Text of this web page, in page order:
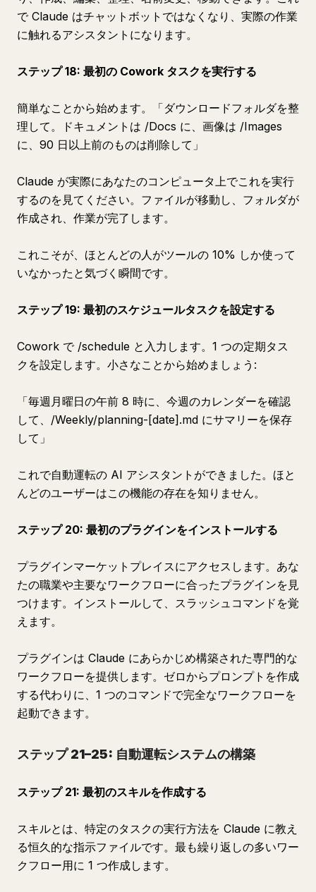
で Claude はチャットボットではなくなり、実際の作業
に触れるアシスタントになります。
ステップ 18: 最初の Cowork タスクを実行する
簡単なことから始めます。「ダウンロードフォルダを整
理して。ドキュメントは /Docs に、画像は /Images
に、90 日以上前のものは削除して」
Claude が実際にあなたのコンピュータ上でこれを実行
するのを見てください。ファイルが移動し、フォルダが
作成され、作業が完了します。
これこそが、ほとんどの人がツールの 10% しか使って
いなかったと気づく瞬間です。
ステップ 19: 最初のスケジュールタスクを設定する
Cowork で /schedule と入力します。1 つの定期タス
クを設定します。小さなことから始めましょう:
「毎週月曜日の午前 8 時に、今週のカレンダーを確認
して、/Weekly/planning-[date].md にサマリーを保存
して」
これで自動運転の AI アシスタントができました。ほと
んどのユーザーはこの機能の存在を知りません。
ステップ 20: 最初のプラグインをインストールする
プラグインマーケットプレイスにアクセスします。あな
たの職業や主要なワークフローに合ったプラグインを見
つけます。インストールして、スラッシュコマンドを覚
えます。
プラグインは Claude にあらかじめ構築された専門的な
ワークフローを提供します。ゼロからプロンプトを作成
する代わりに、1 つのコマンドで完全なワークフローを
起動できます。
ステップ 21–25: 自動運転システムの構築
ステップ 21: 最初のスキルを作成する
スキルとは、特定のタスクの実行方法を Claude に教え
る恒久的な指示ファイルです。最も繰り返しの多いワー
クフロー用に 1 つ作成します。